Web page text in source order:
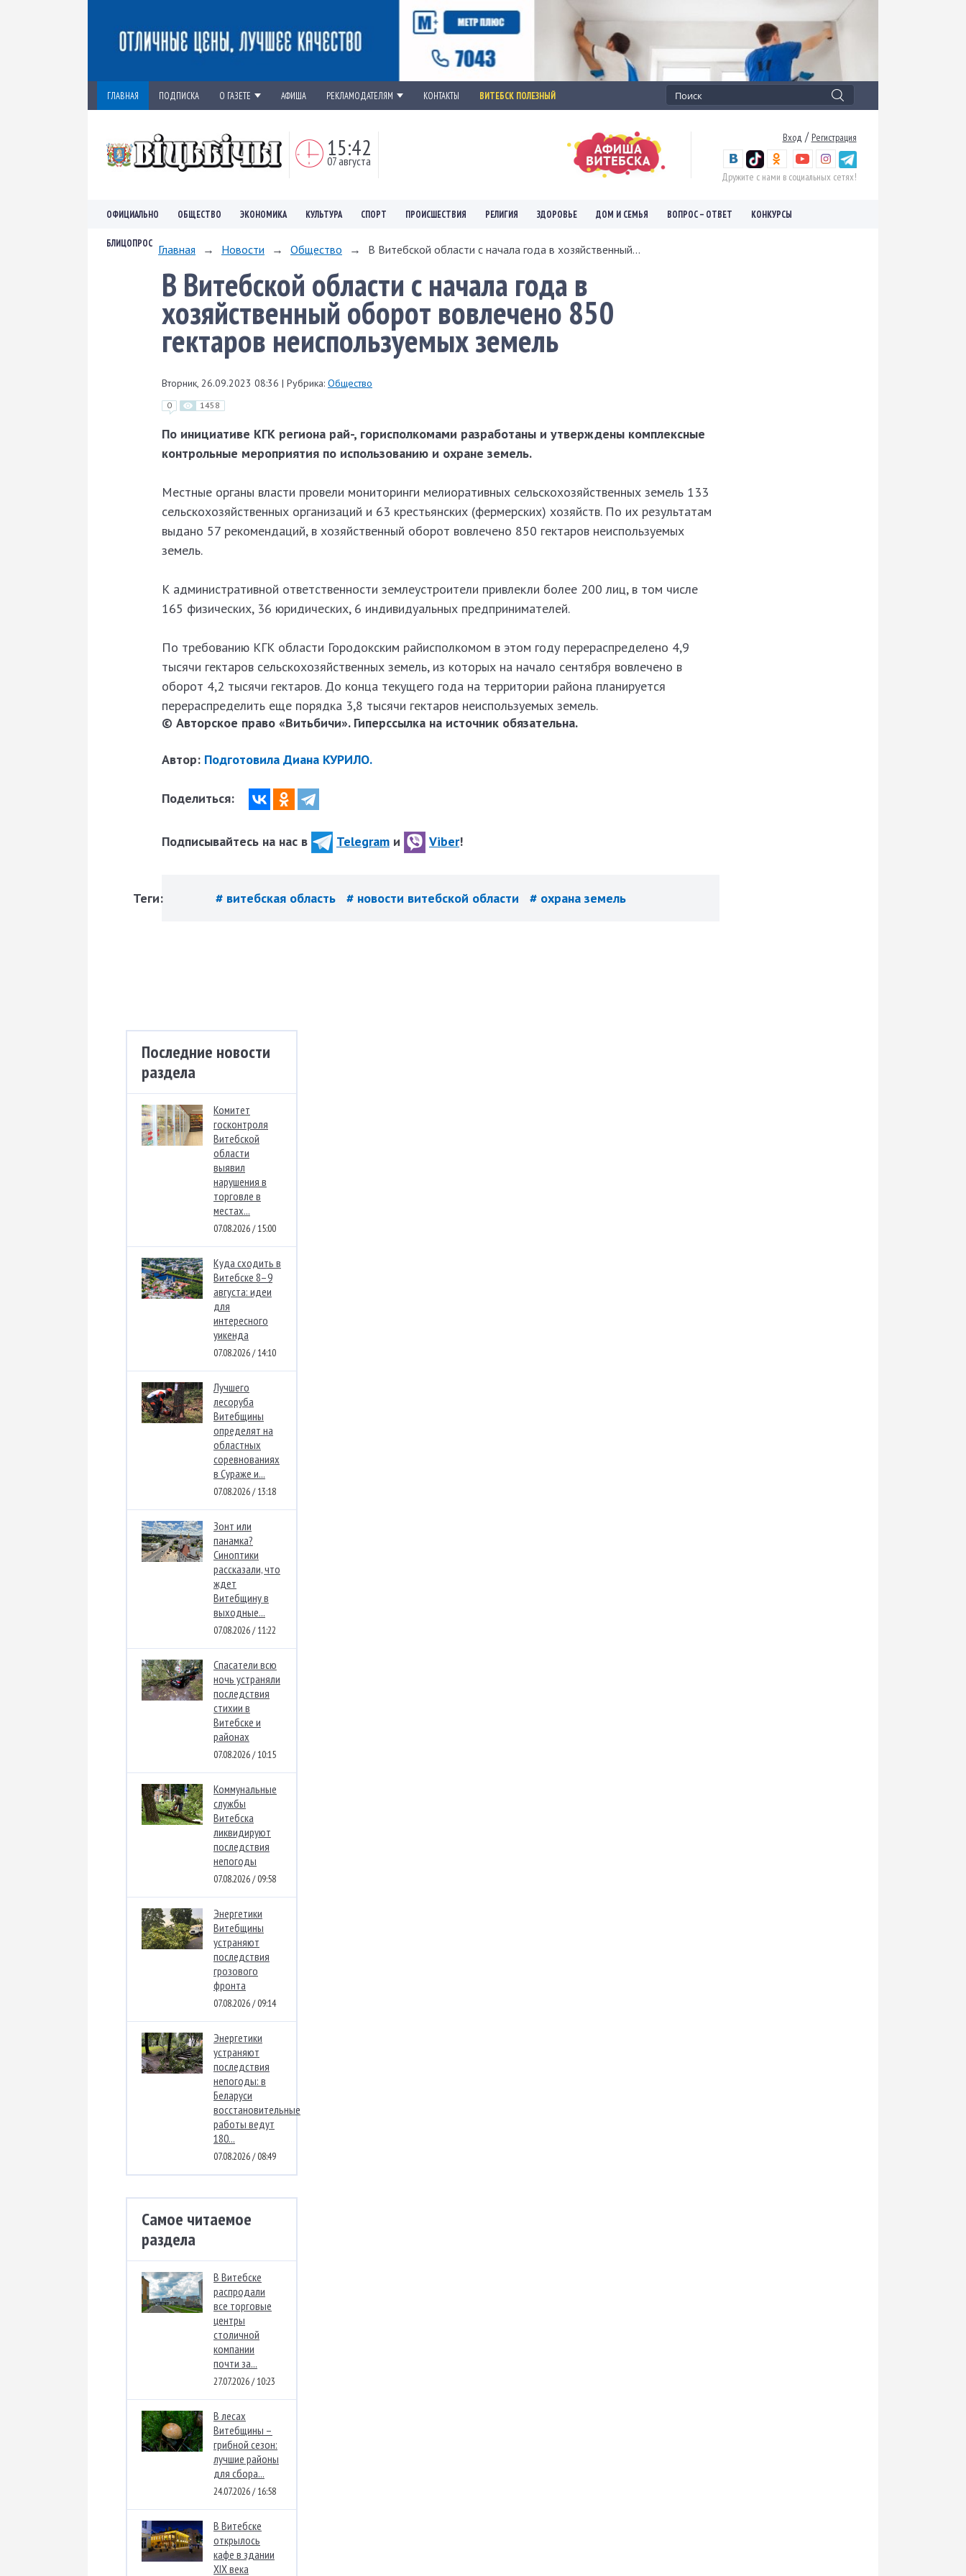
ГЛАВНАЯ ПОДПИСКА О ГАЗЕТЕ АФИША РЕКЛАМОДАТЕЛЯМ КОНТАКТЫ ВИТЕБСК ПОЛЕЗНЫЙ
15:42
07 августа
Вход / Регистрация
Дружите с нами в социальных сетях!
ОФИЦИАЛЬНО ОБЩЕСТВО ЭКОНОМИКА КУЛЬТУРА СПОРТ ПРОИСШЕСТВИЯ РЕЛИГИЯ ЗДОРОВЬЕ ДОМ И СЕМЬЯ ВОПРОС – ОТВЕТ КОНКУРСЫ
БЛИЦОПРОС Главная → Новости → Общество → В Витебской области с начала года в хозяйственный...
В Витебской области с начала года в
хозяйственный оборот вовлечено 850
гектаров неиспользуемых земель
Вторник, 26.09.2023 08:36 | Рубрика: Общество
0 1458
По инициативе КГК региона рай-, горисполкомами разработаны и утверждены комплексные
контрольные мероприятия по использованию и охране земель.
Местные органы власти провели мониторинги мелиоративных сельскохозяйственных земель 133
сельскохозяйственных организаций и 63 крестьянских (фермерских) хозяйств. По их результатам
выдано 57 рекомендаций, в хозяйственный оборот вовлечено 850 гектаров неиспользуемых
земель.
К административной ответственности землеустроители привлекли более 200 лиц, в том числе
165 физических, 36 юридических, 6 индивидуальных предпринимателей.
По требованию КГК области Городокским райисполкомом в этом году перераспределено 4,9
тысячи гектаров сельскохозяйственных земель, из которых на начало сентября вовлечено в
оборот 4,2 тысячи гектаров. До конца текущего года на территории района планируется
перераспределить еще порядка 3,8 тысячи гектаров неиспользуемых земель.
© Авторское право «Витьбичи». Гиперссылка на источник обязательна.
Автор: Подготовила Диана КУРИЛО.
Поделиться:
Подписывайтесь на нас в Telegram и Viber!
Теги: # витебская область # новости витебской области # охрана земель
Последние новости
раздела
Комитет
госконтроля
Витебской
области
выявил
нарушения в
торговле в
местах...
07.08.2026 / 15:00
Куда сходить в
Витебске 8–9
августа: идеи
для
интересного
уикенда
07.08.2026 / 14:10
Лучшего
лесоруба
Витебщины
определят на
областных
соревнованиях
в Сураже и...
07.08.2026 / 13:18
Зонт или
панамка?
Синоптики
рассказали, что
ждет
Витебщину в
выходные...
07.08.2026 / 11:22
Спасатели всю
ночь устраняли
последствия
стихии в
Витебске и
районах
07.08.2026 / 10:15
Коммунальные
службы
Витебска
ликвидируют
последствия
непогоды
07.08.2026 / 09:58
Энергетики
Витебщины
устраняют
последствия
грозового
фронта
07.08.2026 / 09:14
Энергетики
устраняют
последствия
непогоды: в
Беларуси
восстановительные
работы ведут
180...
07.08.2026 / 08:49
Самое читаемое
раздела
В Витебске
распродали
все торговые
центры
столичной
компании
почти за...
27.07.2026 / 10:23
В лесах
Витебщины –
грибной сезон:
лучшие районы
для сбора...
24.07.2026 / 16:58
В Витебске
открылось
кафе в здании
XIX века